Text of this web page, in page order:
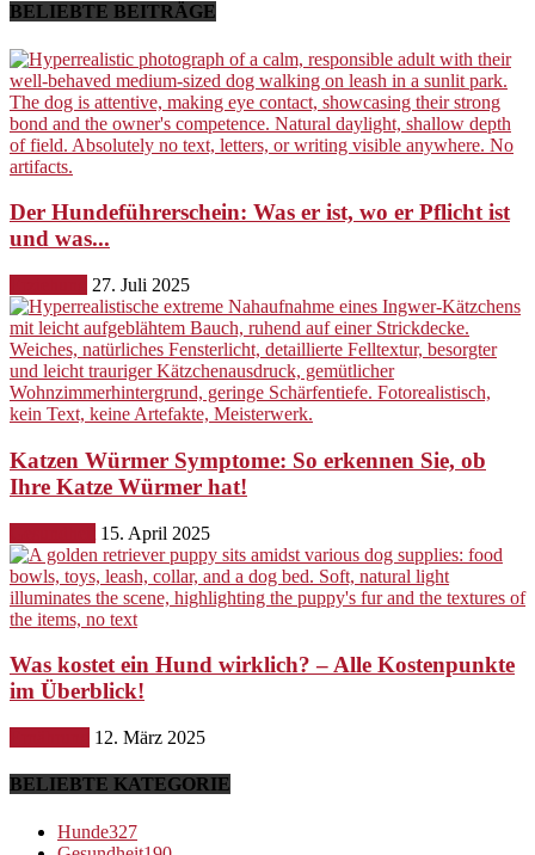
BELIEBTE BEITRÄGE
Der Hundeführerschein: Was er ist, wo er Pflicht ist
und was...
27. Juli 2025
Katzen Würmer Symptome: So erkennen Sie, ob
Ihre Katze Würmer hat!
15. April 2025
Was kostet ein Hund wirklich? – Alle Kostenpunkte
im Überblick!
12. März 2025
BELIEBTE KATEGORIE
Hunde327